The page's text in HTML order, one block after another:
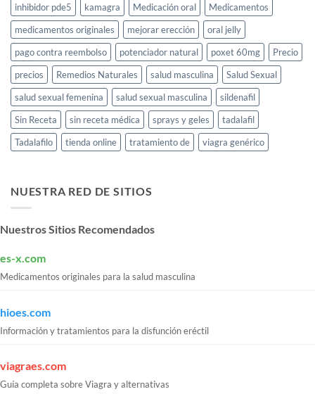
inhibidor pde5
kamagra Medicación oral
Medicamentos
medicamentos originales
mejorar erección
oral jelly
pago contra reembolso
potenciador natural poxet 60mg
Precio
precios
Remedios Naturales salud masculina
Salud Sexual
salud sexual femenina
salud sexual masculina
sildenafil
Sin Receta
sin receta médica sprays y geles
tadalafil
Tadalafilo
tienda online tratamiento de viagra genérico
NUESTRA RED DE SITIOS
Nuestros Sitios Recomendados
es-x.com
Medicamentos originales para la salud masculina
hioes.com
Información y tratamientos para la disfunción eréctil
viagraes.com
Guía completa sobre Viagra y alternativas